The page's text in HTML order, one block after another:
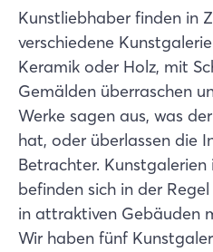
Kunstliebhaber finden in
verschiedene
Keramik oder Holz, mit
Gemälden überraschen
Werke sagen aus, was
hat, oder überlassen die
Betrachter. Kunstgalerien
befinden sich in der
in attraktiven Gebäuden
Wir haben fünf